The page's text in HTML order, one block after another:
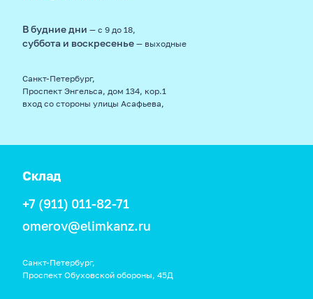
В будние дни — с 9 до 18,
суббота и воскресенье — выходные
Санкт-Петербург,
Проспект Энгельса, дом 134, кор.1
вход со стороны улицы Асафьева,
Склад
+7 (911) 011-82-71
omerov@elimkanz.ru
Санкт-Петербург,
Проспект Обуховской обороны, 45Д